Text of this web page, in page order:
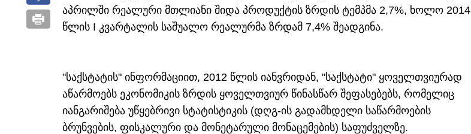
აპრილში რეალური მთლიანი შიდა პროდუქტის ზრდის ტემპმა 2,7%, ხოლო 2014
წლის I კვარტალის საშუალო რეალურმა ზრდამ 7,4% შეადგინა.
"საქსტატის" ინფორმაციით, 2012 წლის იანვრიდან, "საქსტატი" ყოველთვიურად
აწარმოებს ეკონომიკის ზრდის ყოველთვიურ წინასწარ შეფასებებს, რომელიც
იანგარიშება უწყებრივი სტატისტიკის (დღგ-ის გადამხდელი საწარმოების
ბრუნვების, ფისკალური და მონეტარული მონაცემების) საფუძველზე.